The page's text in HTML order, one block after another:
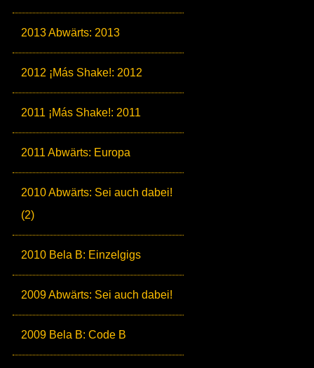
2013 Abwärts: 2013
2012 ¡Más Shake!: 2012
2011 ¡Más Shake!: 2011
2011 Abwärts: Europa
2010 Abwärts: Sei auch dabei!
(2)
2010 Bela B: Einzelgigs
2009 Abwärts: Sei auch dabei!
2009 Bela B: Code B